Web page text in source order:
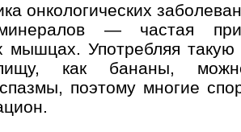
онкологических
— частая
мышцах. Употребляя
как бананы, можно
поэтому многие